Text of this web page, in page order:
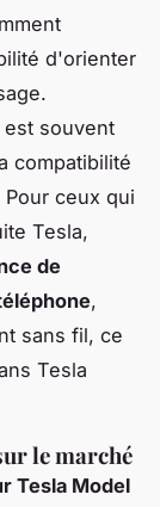
d'orienter
est souvent
compatibilité
ceux qui
Tesla,
de
,
sans fil, ce
Tesla
le marché
Tesla Model